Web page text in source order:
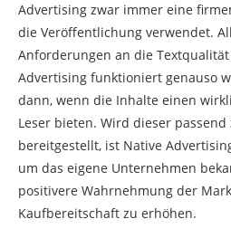
Advertising zwar immer eine
die Veröffentlichung verwendet.
Anforderungen an die
Advertising funktioniert genauso
dann, wenn die Inhalte einen
Leser bieten. Wird dieser
bereitgestellt, ist Native
um das eigene Unternehmen
positivere Wahrnehmung der
Kaufbereitschaft zu erhöhen.